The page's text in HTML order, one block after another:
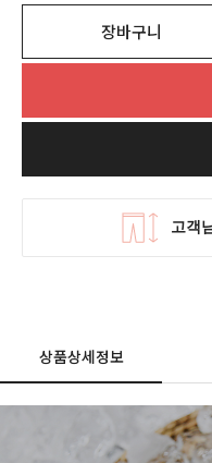
장바구니
상품상세정보